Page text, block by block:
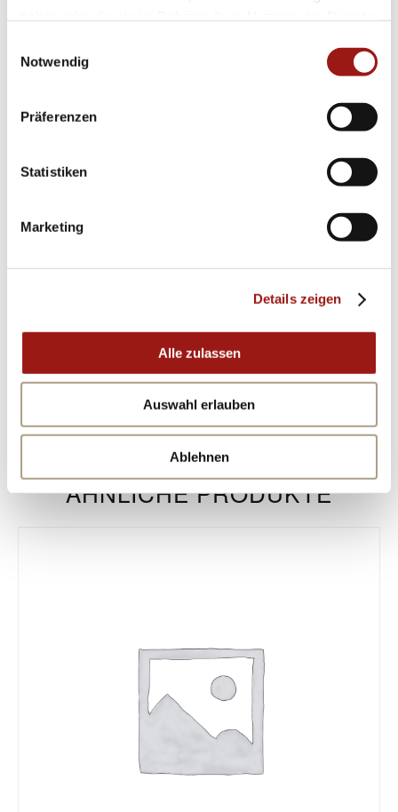
Notwendig
Präferenzen
Statistiken
Marketing
Details zeigen
Alle zulassen
Auswahl erlauben
Ablehnen
Die sorgfältige Auswahl an Materialien sowie
die meisterhafte Verarbeitung setzen neue
Stilbewusstsein. Jede Komponente dieses
Rings – vom edlen Metall über modernen Look
bis hin zur unvergleichlichen Strahlkraft des
Edelsteins – fügt sich nahtlos zusammen zu
einem Gesamtkunstwerk voller Ästhetik und
Glanz und Gloria mit dem Capolavoro-
Verlobungsring aus der Romance Collection.
Ein Versprechen, das in Schönheit verewigt ist;
verdienen.
ÄHNLICHE PRODUKTE